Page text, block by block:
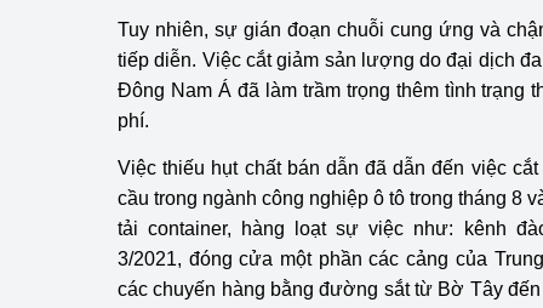
Tuy nhiên, sự gián đoạn chuỗi cung ứng và
tiếp diễn. Việc cắt giảm sản lượng do đại dịch
Đông Nam Á đã làm trầm trọng thêm tình trạng
phí.
Việc thiếu hụt chất bán dẫn đã dẫn đến việc
cầu trong ngành công nghiệp ô tô trong tháng 8
tải container, hàng loạt sự việc như: kênh
3/2021, đóng cửa một phần các cảng của
các chuyến hàng bằng đường sắt từ Bờ Tây